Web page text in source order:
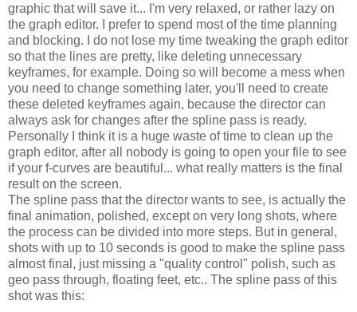
graphic that will save it... I'm very relaxed, or rather lazy on
the graph editor. I prefer to spend most of the time planning
and blocking. I do not lose my time tweaking the graph editor
so that the lines are pretty, like deleting unnecessary
keyframes, for example. Doing so will become a mess when
you need to change something later, you'll need to create
these deleted keyframes again, because the director can
always ask for changes after the spline pass is ready.
Personally I think it is a huge waste of time to clean up the
graph editor, after all nobody is going to open your file to see
if your f-curves are beautiful... what really matters is the final
result on the screen.
The spline pass that the director wants to see, is actually the
final animation, polished, except on very long shots, where
the process can be divided into more steps. But in general,
shots with up to 10 seconds is good to make the spline pass
almost final, just missing a "quality control" polish, such as
geo pass through, floating feet, etc.. The spline pass of this
shot was this: